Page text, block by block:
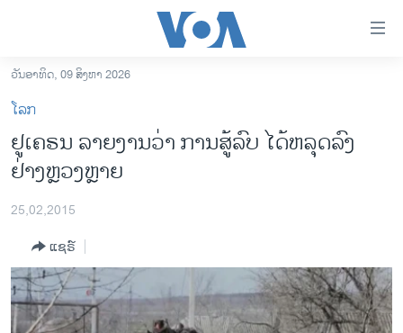
ເຂົ້າ
ຫາ
ຂ້າມ
ຂ້າມ
ຫາ
ອາເມຣິກາ
ການເລືອກຕັ້ງ ປະທານາທີບໍດີ ສະຫະລັດ 2024
ຂ່າວ​ຈີນ
ໂລກ
ເອເຊຍ
ອິດສະຫຼະພາບດ້ານການຂ່າວ
ວັນອາທິດ, 09 ສິງຫາ 2026
ໂລກ
ຢູເຄຣນ ລາຍງານວ່າ ​ການສູ້ລົບ​ ໄດ້​ຫລຸດ​ລົງ
ຢ່າງຫຼວງຫຼາຍ
25,02,2015
ແຊຣ໌